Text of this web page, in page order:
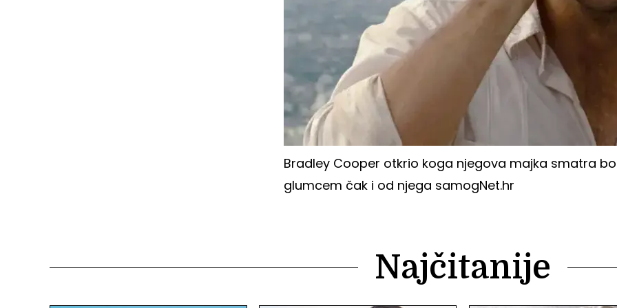
Bradley Cooper otkrio koga njegova majka smatra
glumcem čak i od njega samogNet.hr
Najčitanije